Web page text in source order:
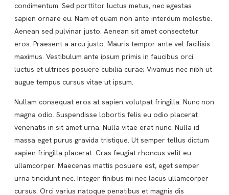
condimentum. Sed porttitor luctus metus, nec egestas
sapien ornare eu. Nam et quam non ante interdum molestie.
Aenean sed pulvinar justo. Aenean sit amet consectetur
eros. Praesent a arcu justo. Mauris tempor ante vel facilisis
maximus. Vestibulum ante ipsum primis in faucibus orci
luctus et ultrices posuere cubilia curae; Vivamus nec nibh ut
augue tempus cursus vitae ut ipsum.
Nullam consequat eros at sapien volutpat fringilla. Nunc non
magna odio. Suspendisse lobortis felis eu odio placerat
venenatis in sit amet urna. Nulla vitae erat nunc. Nulla id
massa eget purus gravida tristique. Ut semper tellus dictum
sapien fringilla placerat. Cras feugiat rhoncus velit eu
ullamcorper. Maecenas mattis posuere est, eget semper
urna tincidunt nec. Integer finibus mi nec lacus ullamcorper
cursus. Orci varius natoque penatibus et magnis dis